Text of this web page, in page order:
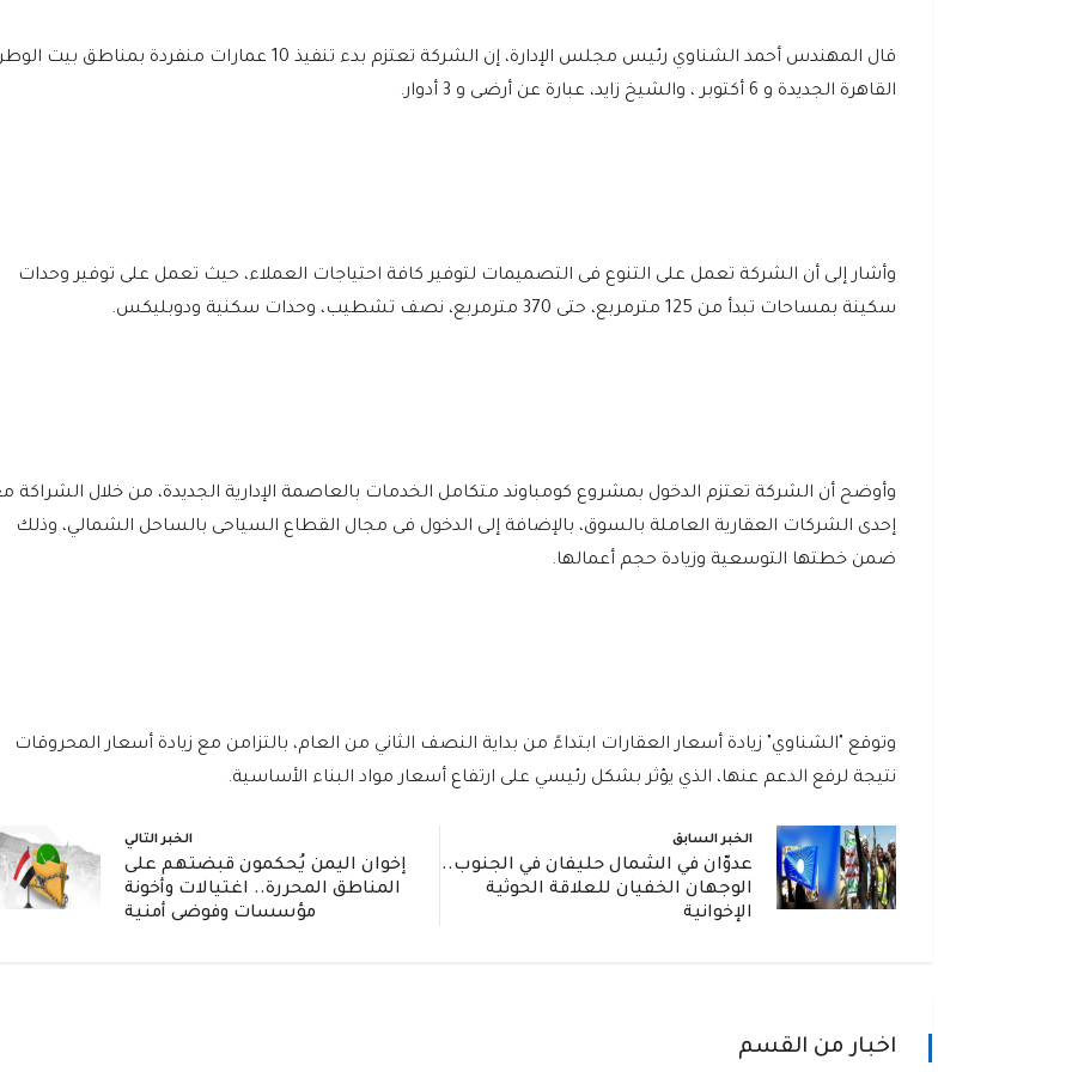
قال المهندس أحمد الشناوي رئيس مجلس الإدارة، إن الشركة تعتزم بدء تنفيذ 10 عمارات منفردة بمناطق بيت
القاهرة الجديدة و 6 أكتوبر ، والشيخ زايد، عبارة عن أرضى و 3 أدوار.
وأشار إلى أن الشركة تعمل على التنوع فى التصميمات لتوفير كافة احتياجات العملاء، حيث تعمل على توفير وحدات
سكينة بمساحات تبدأ من 125 مترمربع، حتى 370 مترمربع، نصف تشطيب، وحدات سكنية ودوبليكس.
وأوضح أن الشركة تعتزم الدخول بمشروع كومباوند متكامل الخدمات بالعاصمة الإدارية الجديدة، من خلال الشراكة
إحدى الشركات العقارية العاملة بالسوق، بالإضافة إلى الدخول فى مجال القطاع السياحى بالساحل الشمالي، وذلك
ضمن خطتها التوسعية وزيادة حجم أعمالها.
وتوقع "الشناوي" زيادة أسعار العقارات ابتداءً من بداية النصف الثاني من العام، بالتزامن مع زيادة أسعار المحروقات
نتيجة لرفع الدعم عنها، الذي يؤثر بشكل رئيسي على ارتفاع أسعار مواد البناء الأساسية.
الخبر السابق
عدوّان في الشمال حليفان في الجنوب..
الوجهان الخفيان للعلاقة الحوثية
الإخوانية
الخبر التالي
إخوان اليمن يُحكمون قبضتهم على
المناطق المحررة.. اغتيالات وأخونة
مؤسسات وفوضى أمنية
اخبار من القسم